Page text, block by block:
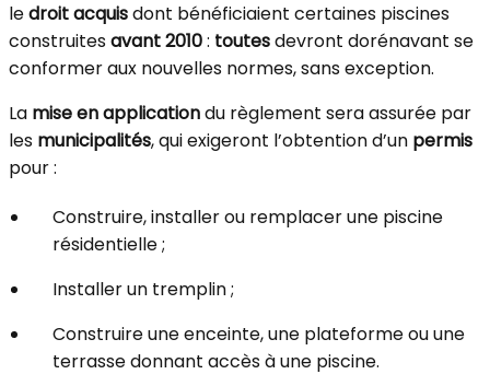
ledroit acquisdont bénéficiaient certaines piscines
construitesavant 2010: toutesdevront dorénavant se
conformer aux nouvelles normes, sans exception.
La mise en applicationdu règlement sera assurée par
les municipalités, qui exigeront l’obtention d’un permis
pour :
Construire, installer ou remplacer une piscine
résidentielle ;
Installer un tremplin ;
Construire une enceinte, une plateforme ou une
terrasse donnant accès à une piscine.